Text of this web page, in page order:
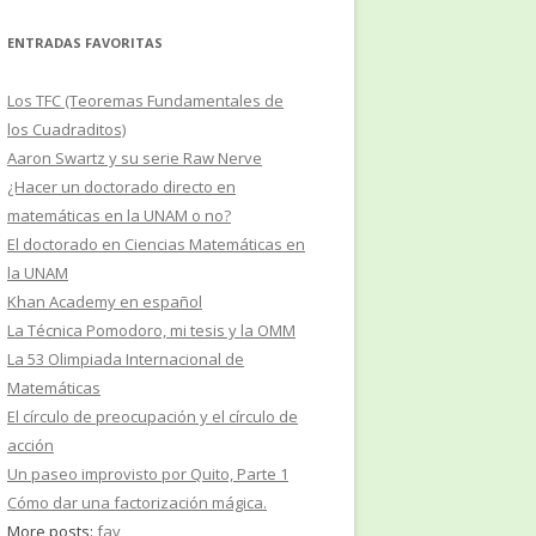
ENTRADAS FAVORITAS
Los TFC (Teoremas Fundamentales de
los Cuadraditos)
Aaron Swartz y su serie Raw Nerve
¿Hacer un doctorado directo en
matemáticas en la UNAM o no?
El doctorado en Ciencias Matemáticas en
la UNAM
Khan Academy en español
La Técnica Pomodoro, mi tesis y la OMM
La 53 Olimpiada Internacional de
Matemáticas
El círculo de preocupación y el círculo de
acción
Un paseo improvisto por Quito, Parte 1
Cómo dar una factorización mágica.
More posts: fav